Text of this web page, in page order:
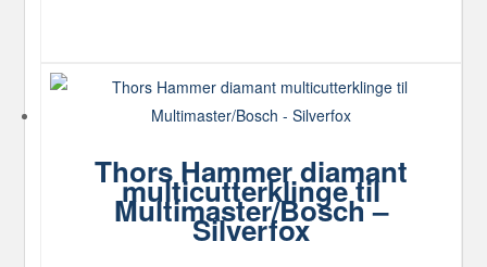
Thors Hammer diamant
multicutterklinge til
Multimaster/Bosch –
Silverfox